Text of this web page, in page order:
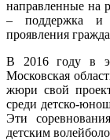
направленные на
– поддержка и
проявления
В 2016 году в
Московская
жюри свой
среди детско-
Эти
детским